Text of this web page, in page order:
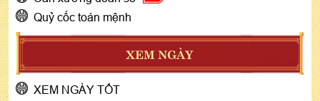
Quỷ cốc toán mệnh
XEM NGÀY
XEM NGÀY TỐT